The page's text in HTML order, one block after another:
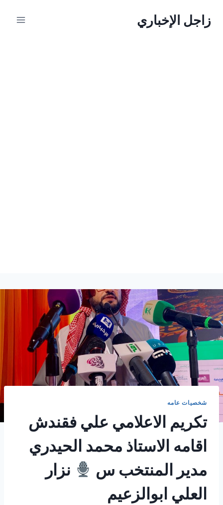
زاجل الإخباري
شخصيات عامه
تكريم الاعلامي علي فقندش
اقامه الاستاذ محمد الحيدري
مدير المنتخب س
نزار
العلي ابوالزعيم